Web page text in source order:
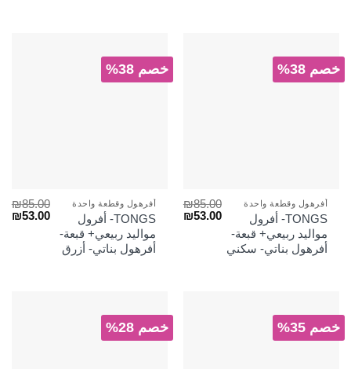
خصم 38%
أفرهول وقطعة واحدة
TONGS- أفرول
مواليد ربيعي+ قبعة-
أفرهول بناتي- سكني
₪85.00
السعر₪53.00
السعر
الحالي
خصم 38%
أفرهول وقطعة واحدة
TONGS- أفرول
مواليد ربيعي+ قبعة-
أفرهول بناتي- أزرق
₪85.00
السعر₪53.00
خصم 35% خصم 28%